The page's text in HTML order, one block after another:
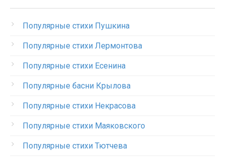
Популярные стихи Пушкина
Популярные стихи Лермонтова
Популярные стихи Есенина
Популярные басни Крылова
Популярные стихи Некрасова
Популярные стихи Маяковского
Популярные стихи Тютчева